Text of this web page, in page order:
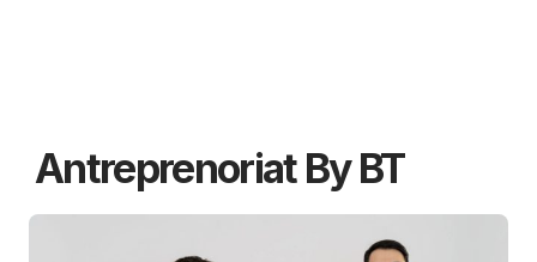
Antreprenoriat By BT